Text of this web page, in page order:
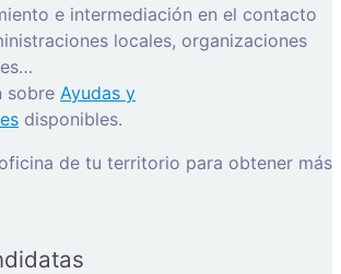
e intermediación en el contacto
locales, organizaciones
sobre Ayudas y
disponibles.
de tu territorio para obtener más